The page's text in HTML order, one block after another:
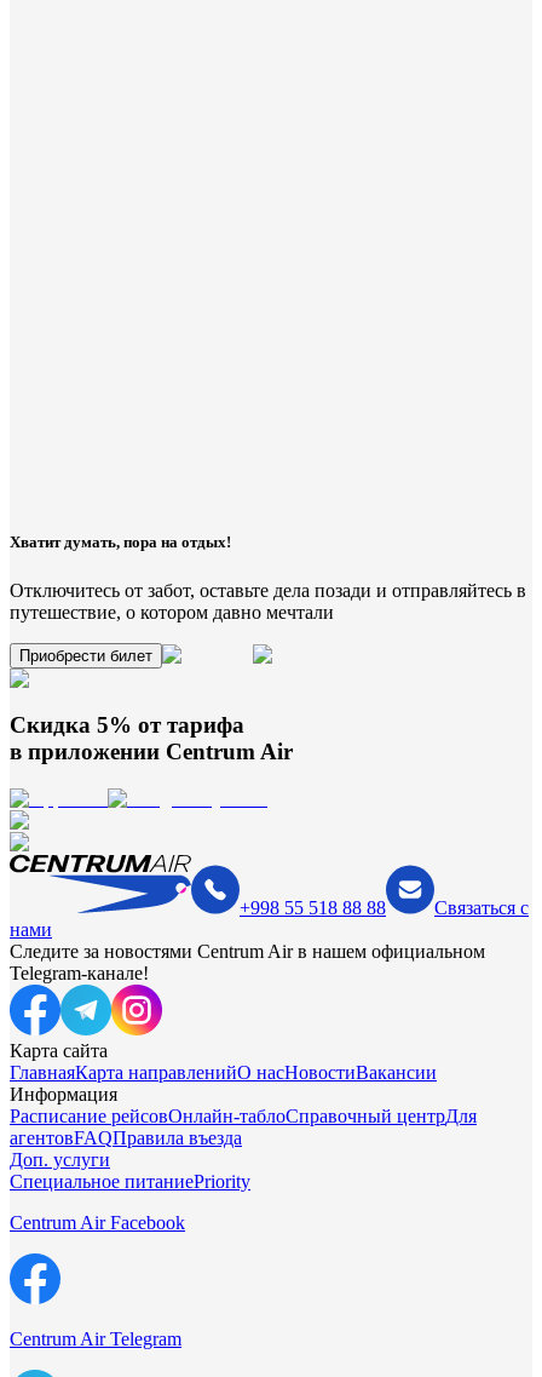
Хватит думать, пора на отдых!
Отключитесь от забот, оставьте дела позади и отправляйтесь в
путешествие, о котором давно мечтали
Приобрести билет
Скидка 5% от тарифа
в приложении Centrum Air
+998 55 518 88 88
Связаться с
нами
Следите за новостями Centrum Air в нашем официальном
Telegram-канале!
Карта сайта
ГлавнаяКарта направленийО насНовостиВакансии
Информация
Расписание рейсовОнлайн-таблоСправочный центрДля
агентовFAQПравила въезда
Доп. услуги
Специальное питаниеPriority
Centrum Air Facebook
Centrum Air Telegram